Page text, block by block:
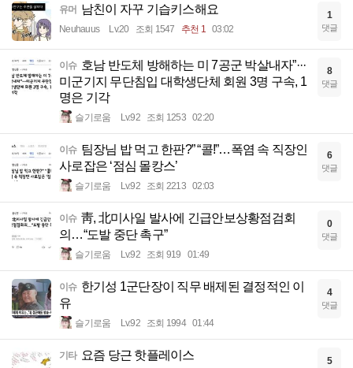
유머 남친이 자꾸 기습키스해요
Neuhauus Lv.20 조회 1547 추천 1 03:02
1
댓글
이슈 호남 반도체 방해하는 미 7공군 박살내자”···
미군기지 무단침입 대학생단체 회원 3명 구속, 1
명은 기각
슬기로움 Lv.92 조회 1253 02:20
8
댓글
이슈 팀장님 밥 먹고 한판?” “콜!”…폭염 속 직장인
사로잡은 ‘점심 몰캉스’
슬기로움 Lv.92 조회 2213 02:03
6
댓글
이슈 靑, 北미사일 발사에 긴급안보상황점검회
의…“도발 중단 촉구”
슬기로움 Lv.92 조회 919 01:49
0
댓글
이슈 한기성 1군단장이 직무 배제된 결정적인 이
유
슬기로움 Lv.92 조회 1994 01:44
4
댓글
기타 요즘 당근 핫플레이스 5